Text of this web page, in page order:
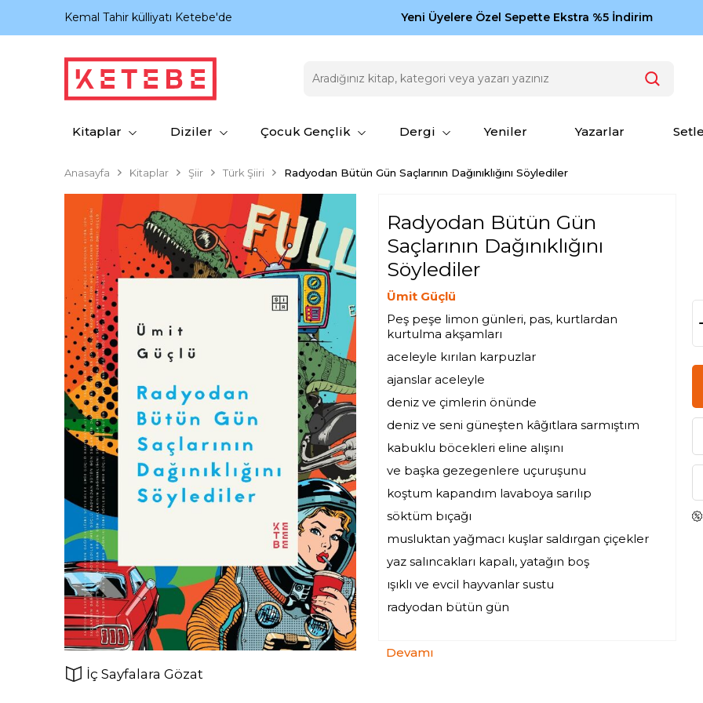
Kemal Tahir külliyatı Ketebe'de Zamansız eserler Ketebe'de: Cengiz Aytmatov
Yeni Üyelere Özel Sepette Ekstra %5 İndirim
Kitaplar Diziler Çocuk Gençlik Dergi Yeniler Yazarlar
Anasayfa Kitaplar Şiir Türk Şiiri Radyodan Bütün Gün Saçlarının Dağınıklığını Söylediler
İç Sayfalara Gözat
Radyodan Bütün Gün
Saçlarının Dağınıklığını
Söylediler
Ümit Güçlü
Peş peşe limon günleri, pas, kurtlardan
kurtulma akşamları
aceleyle kırılan karpuzlar
ajanslar aceleyle
deniz ve çimlerin önünde
deniz ve seni güneşten kâğıtlara sarmıştım
kabuklu böcekleri eline alışını
ve başka gezegenlere uçuruşunu
koştum kapandım lavaboya sarılıp
söktüm bıçağı
musluktan yağmacı kuşlar saldırgan çiçekler
yaz salıncakları kapalı, yatağın boş
ışıklı ve evcil hayvanlar sustu
radyodan bütün gün
Devamı